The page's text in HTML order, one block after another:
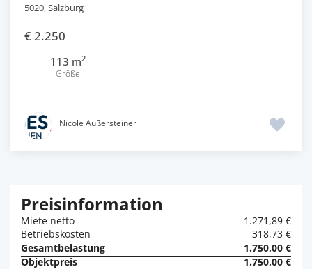
5020,Salzburg
€ 2.250
113 m2
Größe
Nicole Außersteiner
Preisinformation
Miete netto
1.271,89 €
Betriebskosten
318,73 €
Gesamtbelastung
1.750,00 €
Objektpreis
1.750,00 €